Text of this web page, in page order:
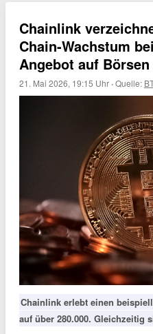
Chainlink
Chain-Wachstum
Angebot auf Börsen
21. Mai 2026, 19:15 Uhr ·Quelle:
Chainlink erlebt einen
auf über 280.000. Gleichzeitig